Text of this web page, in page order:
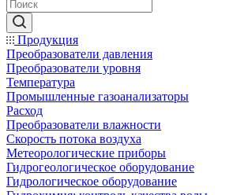
Продукция
Преобразователи давления
Преобразователи уровня
Температура
Промышленные газоанализаторы
Расход
Преобразователи влажности
Скорость потока воздуха
Метеорологические приборы
Гидрогеологическое оборудование
Гидрологическое оборудование